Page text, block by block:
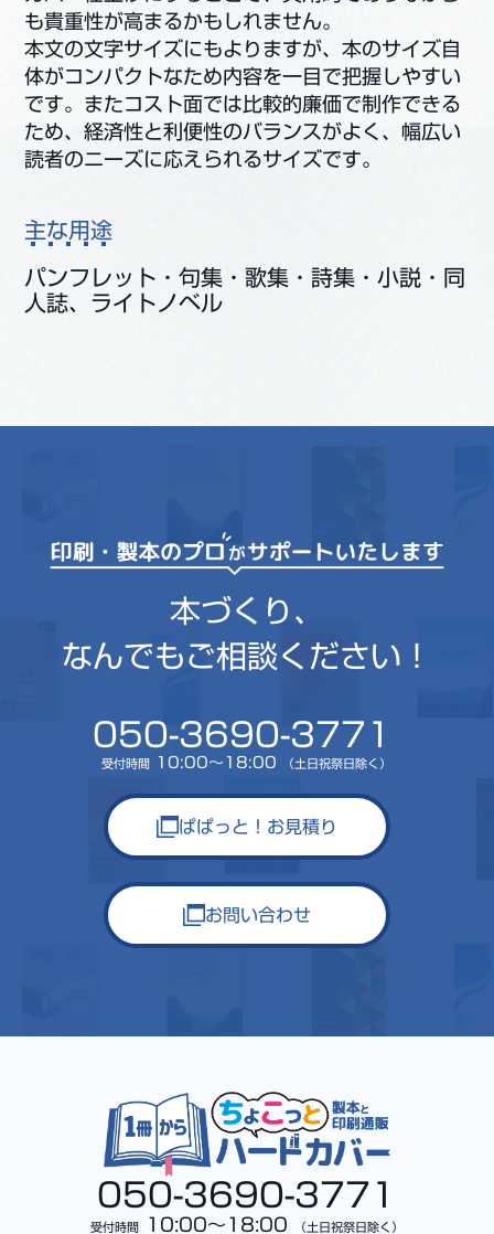
も貴重性が高まるかもしれません。
本文の文字サイズにもよりますが、本のサイズ自
体がコンパクトなため内容を一目で把握しやすい
です。またコスト面では比較的廉価で制作できる
ため、経済性と利便性のバランスがよく、幅広い
読者のニーズに応えられるサイズです。
主な用途
パンフレット・句集・歌集・詩集・小説・同
人誌、ライトノベル
本づくり、
なんでもご相談ください！
050-3690-3771
受付時間 10:00～18:00 （土日祝祭日除く）
ぱぱっと！お見積り
お問い合わせ
050-3690-3771
受付時間10:00～18:00 （土日祝祭日除く）